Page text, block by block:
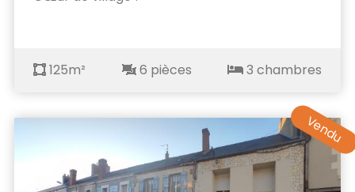
125m² 6 pièces 3 chambres
Vendu